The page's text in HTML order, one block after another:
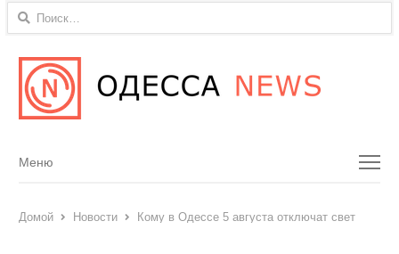
Найти:
Menu
Меню
Домой Новости Кому в Одессе 5 августа отключат свет